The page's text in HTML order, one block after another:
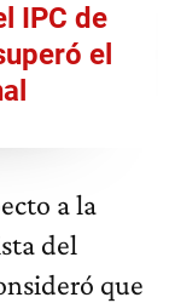
IPC de
el
a la
del
que